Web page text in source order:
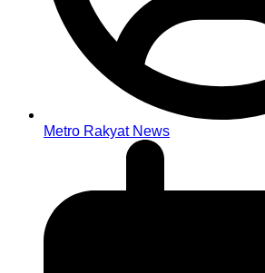
Metro Rakyat News